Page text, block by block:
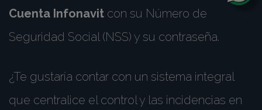
Cuenta Infonavit con su Número de
Seguridad Social (NSS) y su contraseña.
¿Te gustaría contar con un sistema integral
que centralice el control y las incidencias en